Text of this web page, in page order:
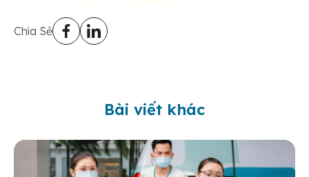
Chia Sẻ
Bài viết khác